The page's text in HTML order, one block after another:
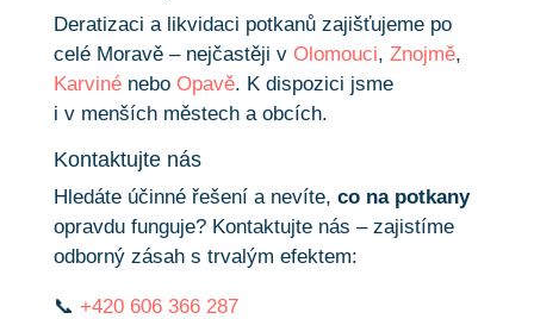
Deratizaci a likvidaci potkanů zajišťujeme po
celé Moravě – nejčastěji v Olomouci, Znojmě,
Karvinénebo Opavě. K dispozici jsme
i v menších městech a obcích.
Kontaktujte nás
Hledáte účinné řešení a nevíte, co na potkany
opravdu funguje? Kontaktujte nás – zajistíme
odborný zásah s trvalým efektem:
📞 +420 606 366 287